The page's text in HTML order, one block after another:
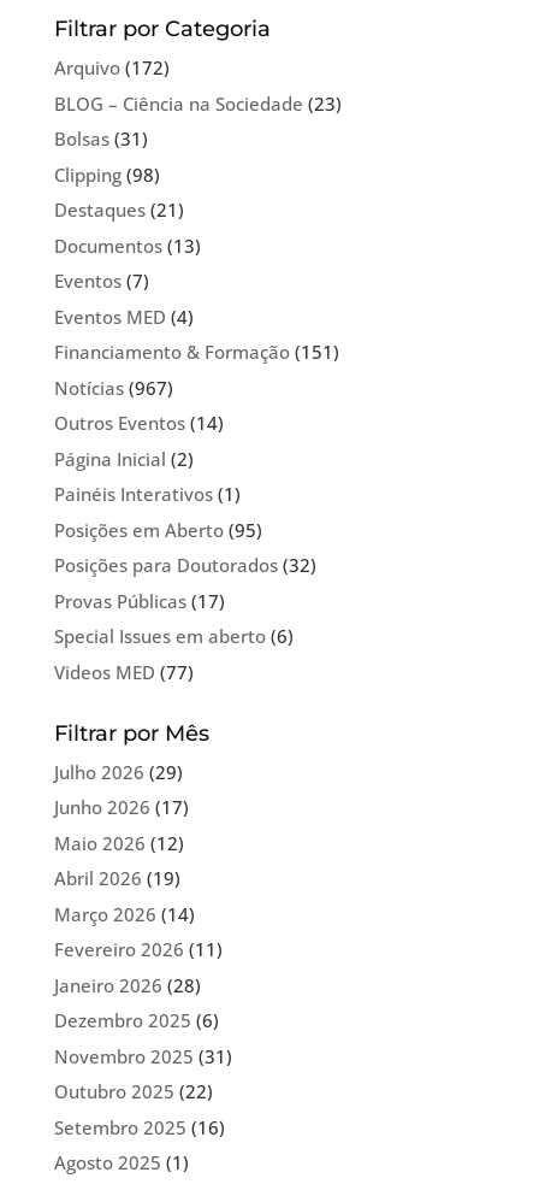
Filtrar por Categoria
Arquivo(172)
BLOG – Ciência na Sociedade (23)
Bolsas(31)
Clipping(98)
Destaques(21)
Documentos(13)
Eventos(7)
Eventos MED (4)
Financiamento & Formação(151)
Notícias(967)
Outros Eventos(14)
Página Inicial (2)
Painéis Interativos(1)
Posições em Aberto(95)
Posições para Doutorados(32)
Provas Públicas(17)
Special Issues em aberto(6)
Videos MED (77)
Filtrar por Mês
Julho 2026 (29)
Junho 2026 (17)
Maio 2026 (12)
Abril 2026 (19)
Março 2026 (14)
Fevereiro 2026 (11)
Janeiro 2026 (28)
Dezembro 2025 (6)
Novembro 2025 (31)
Outubro 2025 (22)
Setembro 2025 (16)
Agosto 2025 (1)